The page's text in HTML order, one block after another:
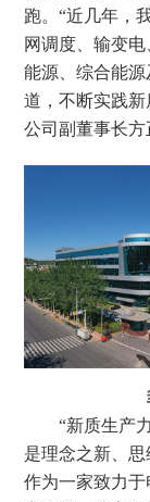
跑。“近几年，
网调度、输变
能源、综合能
道，不断实践新
公司副董事长方
“新质生产力
是理念之新、思
作为一家致力